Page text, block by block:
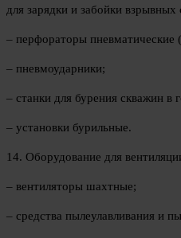
для зарядки и забойки взрывных
– перфораторы пневматические
– пневмоударники;
– станки для бурения скважин
– установки бурильные.
14. Оборудование для
– вентиляторы шахтные;
– средства пылеулавливания и